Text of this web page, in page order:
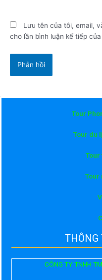
Lưu tên của tôi, email,
cho lần bình luận kế tiếp
Tour
Tour du
Tour
Tour
CÔNG TY TNHH